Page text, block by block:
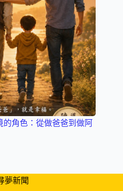
角色：從做爸爸到做阿
夢新聞